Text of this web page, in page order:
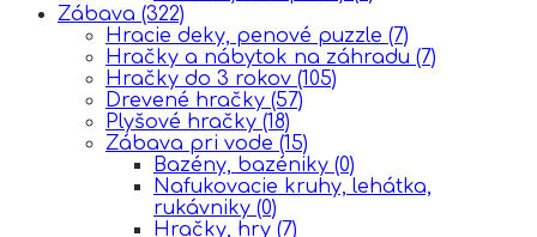
Zábava (322)
Hracie deky, penové puzzle (7)
Hračky a nábytok na záhradu (7)
Hračky do 3 rokov (105)
Drevené hračky (57)
Plyšové hračky (18)
Zábava pri vode (15)
Bazény, bazéniky (0)
Nafukovacie kruhy, lehátka,
rukávniky (0)
Hračky, hry (7)